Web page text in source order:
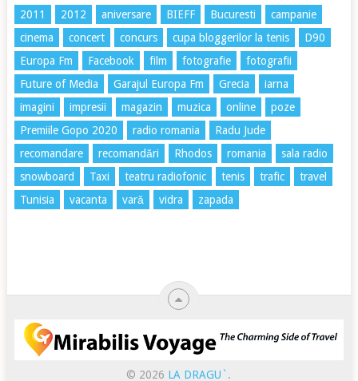
2011 2012 aniversare BIEFF Bucuresti
campanie
cinema
concert concurs cupa bloggerilor la tenis
D90
Europa Fm
Facebook film fotografie
fotografii
Future of Media
Garajul Europa Fm Grecia
iarna
imagini
impresii magazin muzica online
poze
Premiile Gopo 2020
radio romania
Radu Jude
recomandare
recomandări Rhodos romania
sala radio
snowboard
Taxi teatru radiofonic tenis trafic
travel
Tunisia
vacanta vară vidra zapada
© 2026 LA DRAGU`.